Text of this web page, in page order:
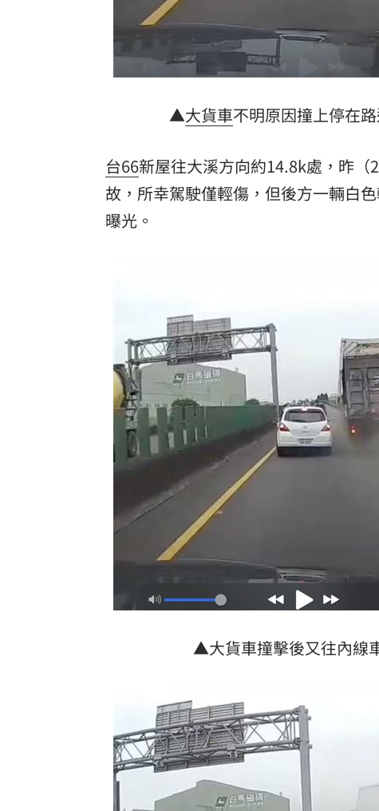
商場戰國來臨 台中「頂奢大道」逐漸成形
台彩父親節推新刮刮樂千萬頭獎超「爸」氣
「拍片人的多重宇宙」職涯論壇9/12登場！
8國球員齊聚高雄 Formosa 7s掀足球熱潮
理想混蛋號召粉絲跨海追星吃美食！
▲大貨車不明原因撞上停在
台66新屋往大溪方向約14.8k處，昨
故，所幸駕駛僅輕傷，但後方一輛白
曝光。
▲大貨車撞擊後又往內線